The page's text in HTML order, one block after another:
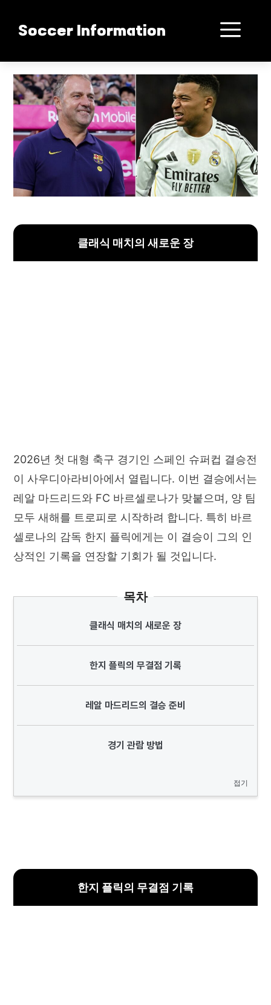
Soccer Information
메
뉴
클래식 매치의 새로운 장
2026년 첫 대형 축구 경기인 스페인 슈퍼컵 결승전
이 사우디아라비아에서 열립니다. 이번 결승에서는
레알 마드리드와 FC 바르셀로나가 맞붙으며, 양 팀
모두 새해를 트로피로 시작하려 합니다. 특히 바르
셀로나의 감독 한지 플릭에게는 이 결승이 그의 인
상적인 기록을 연장할 기회가 될 것입니다.
목차
클래식 매치의 새로운 장
한지 플릭의 무결점 기록
레알 마드리드의 결승 준비
경기 관람 방법
접기
한지 플릭의 무결점 기록